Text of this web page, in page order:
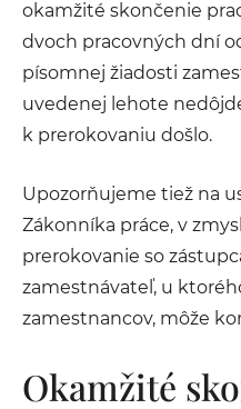
okamžité skončenie
dvoch pracovných dní
písomnej žiadosti
uvedenej lehote
k prerokovaniu došlo.
Upozorňujeme tiež na
Zákonníka práce, v
prerokovanie so
zamestnávateľ, u
zamestnancov, môže
Okamžité